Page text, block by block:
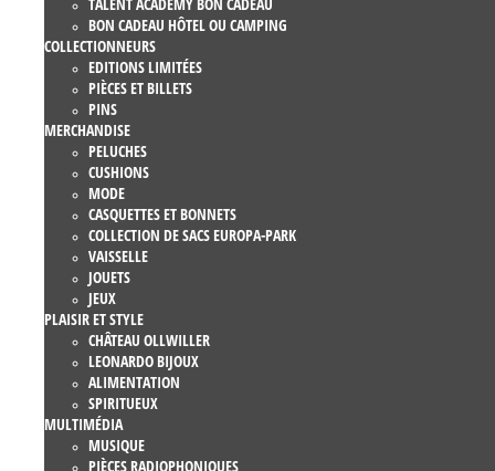
BON CADEAU HÔTEL OU CAMPING
COLLECTIONNEURS
EDITIONS LIMITÉES
PIÈCES ET BILLETS
PINS
MERCHANDISE
PELUCHES
CUSHIONS
MODE
CASQUETTES ET BONNETS
COLLECTION DE SACS EUROPA-PARK
VAISSELLE
JOUETS
JEUX
PLAISIR ET STYLE
CHÂTEAU OLLWILLER
LEONARDO BIJOUX
ALIMENTATION
SPIRITUEUX
MULTIMÉDIA
MUSIQUE
PIÈCES RADIOPHONIQUES